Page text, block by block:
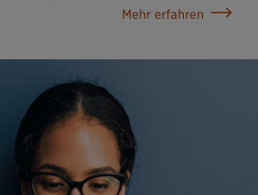
Mehr erfahren